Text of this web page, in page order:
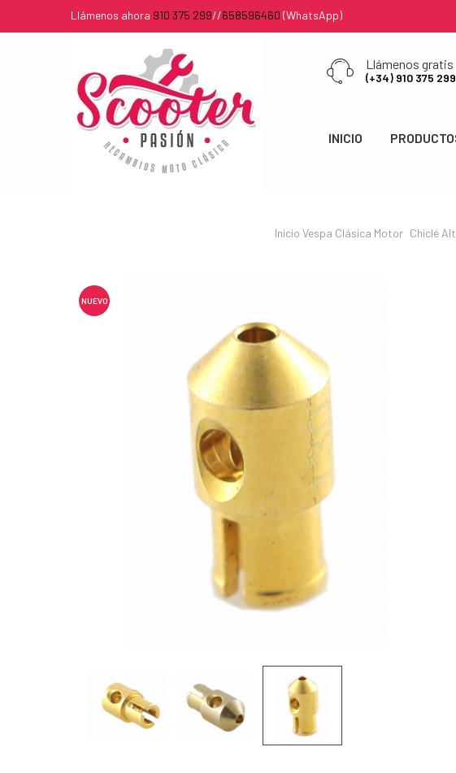
Llámenos ahora 910 375 299//658596460 (WhatsApp)
Llámenos gratis
(+34) 910 375 299
INICIO
Inicio Vespa Clásica Motor Chiclé
NUEVO